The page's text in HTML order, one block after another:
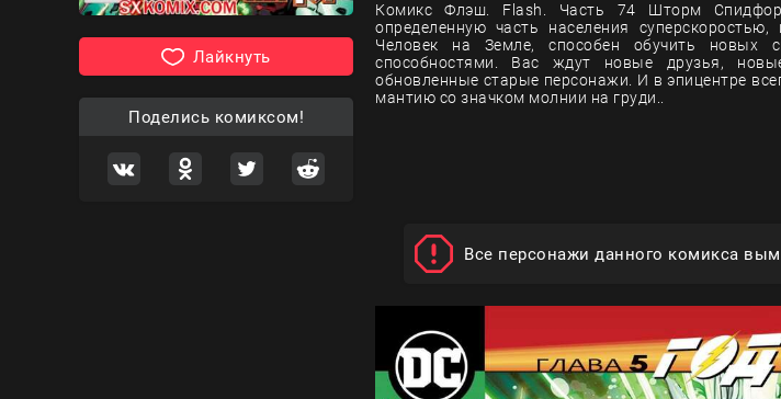
Лайкнуть
Поделись комиксом!
Комикс Флэш. Flash. Часть 74 Шторм
определенную часть населения
Человек на Земле, способен обучить новых
способностями. Вас ждут новые друзья,
обновленные старые персонажи. И в эпицентре
мантию со значком молнии на груди..
Все персонажи данного комикса